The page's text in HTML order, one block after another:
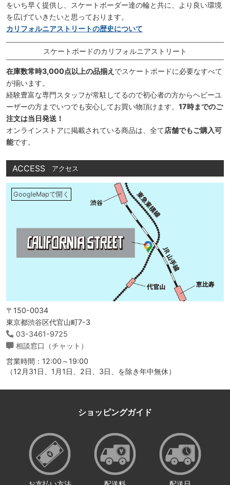
をいち早く提供し、スケートボーダー達の輪と共に、より良い環境
を広げていきたいと思っております。
カリフォルニアストリートの歴史について
スケートボードのカリフォルニアストリート
在庫数常時3,000点以上の品揃え でスケートボードに必要なすべて
が揃います。
経験豊富な専門スタッフが常駐してるので初心者の方からヘビーユ
ーザーの方までいつでも安心してお買い物頂けます。 17時までのご
注文は当日発送！
オンラインストアに掲載されている商品は、全て店舗でもご購入可
能です。
ACCESS アクセス
GoogleMapで開く
〒150-0034
東京都渋谷区代官山町7-3
03-3461-9725
相談窓口（チャット）
営業時間：12:00～19:00
（12月31日、1月1日、2日、3日、を除き年中無休）
ショッピングガイド